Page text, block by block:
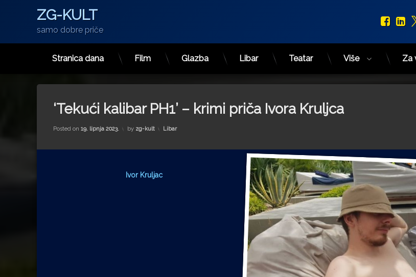
ZG-KULT
samo dobre priče
Stranica dana Film Glazba Libar Teatar Više Za
‘Tekući kalibar PH1’ – krimi priča Ivora Kruljca
Posted on 19. lipnja 2023. by zg-kult Kategorije:
Libar
Ivor Kruljac